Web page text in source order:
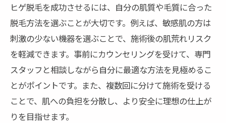
ヒゲ脱毛を成功させるには、自分の肌質や毛質に合った
脱毛方法を選ぶことが大切です。例えば、敏感肌の方は
刺激の少ない機器を選ぶことで、施術後の肌荒れリスク
を軽減できます。事前にカウンセリングを受けて、専門
スタッフと相談しながら自分に最適な方法を見極めるこ
とがポイントです。また、複数回に分けて施術を受ける
ことで、肌への負担を分散し、より安全に理想の仕上が
りを目指せます。